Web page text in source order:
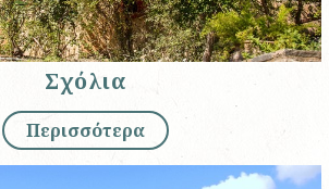
Σχόλια
Περισσότερα